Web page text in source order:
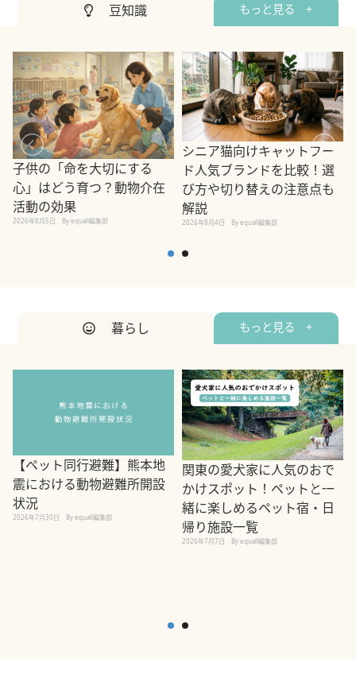
豆知識 もっと見る +
子供の「命を大切にする
心」はどう育つ？動物介在
活動の効果
2026年8月5日 By equall編集部
シニア猫向けキャットフー
ド人気ブランドを比較！選
び方や切り替えの注意点も
解説
2026年8月4日 By equall編集部
暮らし もっと見る +
【ペット同行避難】熊本地
震における動物避難所開設
状況
2026年7月30日 By equall編集部
関東の愛犬家に人気のおで
かけスポット！ペットと一
緒に楽しめるペット宿・日
帰り施設一覧
2026年7月7日 By equall編集部